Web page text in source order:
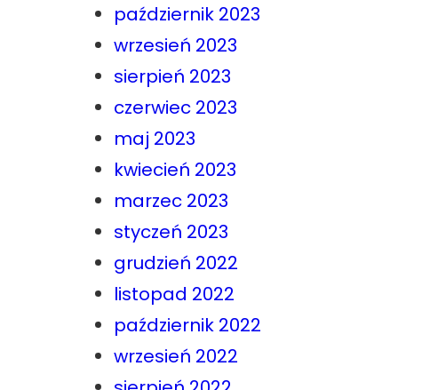
październik 2023
wrzesień 2023
sierpień 2023
czerwiec 2023
maj 2023
kwiecień 2023
marzec 2023
styczeń 2023
grudzień 2022
listopad 2022
październik 2022
wrzesień 2022